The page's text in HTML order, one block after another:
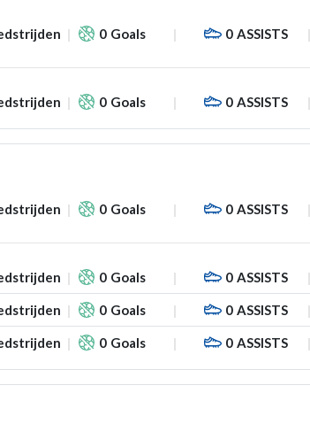
0 Goals 0 ASSISTS
0 Goals 0 ASSISTS
0 Goals 0 ASSISTS
0 Goals 0 ASSISTS
0 Goals 0 ASSISTS
0 Goals 0 ASSISTS